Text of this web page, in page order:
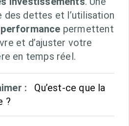
des dettes et l’utilisation
permettent
et d’ajuster votre
en temps réel.
:
Qu’est-ce que la
?